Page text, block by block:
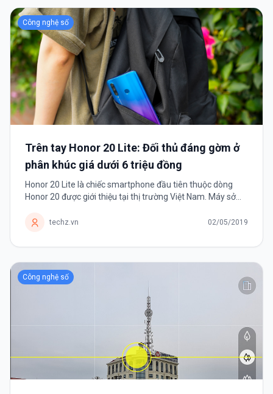
Công nghệ số
Trên tay Honor 20 Lite: Đối thủ đáng gờm ở
phân khúc giá dưới 6 triệu đồng
Honor 20 Lite là chiếc smartphone đầu tiên thuộc dòng
Honor 20 được giới thiệu tại thị trường Việt Nam. Máy sở
trước đat 32MP với mức giá chỉ 5,99 triệu đồng.
techz.vn 02/05/2019
Công nghệ số